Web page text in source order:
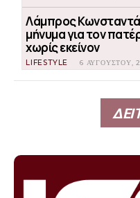
Λάμπρος
μήνυμα για τον
χωρίς εκείνον
LIFESTYLE 6 ΑΥΓΟΎΣΤΟΥ,